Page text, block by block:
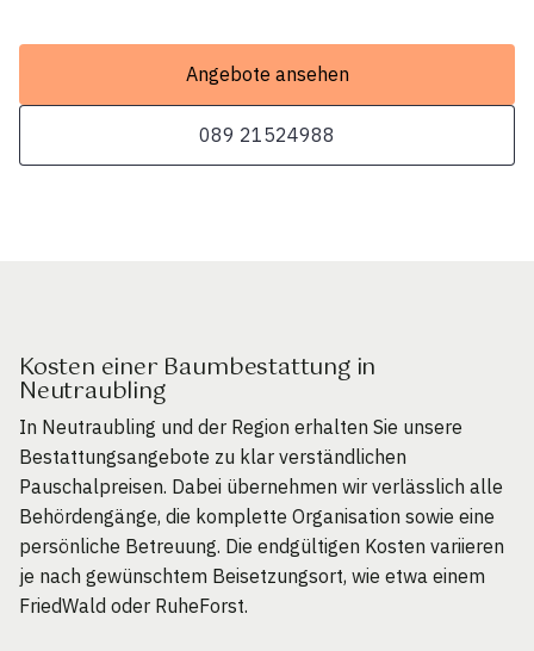
Angebote ansehen
089 21524988
Kosten einer Baumbestattung in
Neutraubling
In Neutraubling und der Region erhalten Sie unsere
Bestattungsangebote zu klar verständlichen
Pauschalpreisen. Dabei übernehmen wir verlässlich alle
Behördengänge, die komplette Organisation sowie eine
persönliche Betreuung. Die endgültigen Kosten variieren
je nach gewünschtem Beisetzungsort, wie etwa einem
FriedWald oder RuheForst.